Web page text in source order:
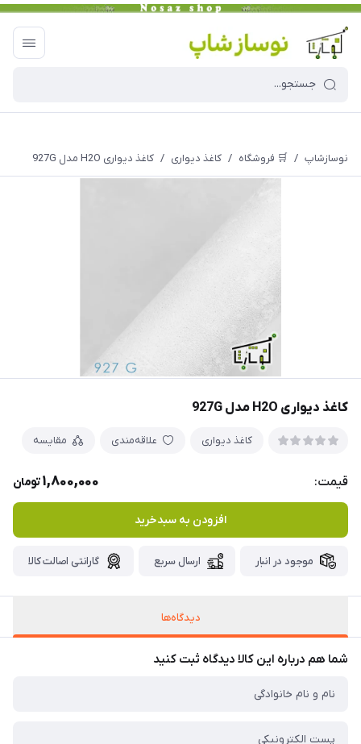
نوسازشاپ / 🛒 فروشگاه / کاغذ دیواری / کاغذ دیواری H2O مدل 927G
کاغذ دیواری H2O مدل 927G
کاغذ دیواری علاقه‌مندی مقایسه
قیمت: 1,800,000تومان
افزودن به سبدخرید
موجود در انبار ارسال سریع گارانتی اصالت کالا
دیدگاه‌ها
شما هم درباره این کالا دیدگاه ثبت کنید